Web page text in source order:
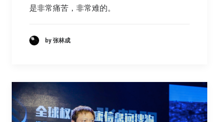
是非常痛苦，非常难的。
by 张林成